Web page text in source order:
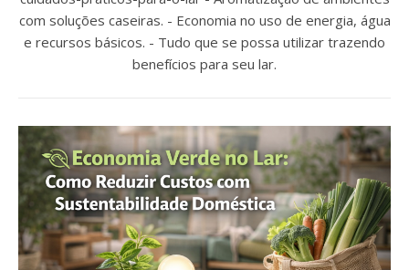
com soluções caseiras. - Economia no uso de energia, água
e recursos básicos. - Tudo que se possa utilizar trazendo
benefícios para seu lar.